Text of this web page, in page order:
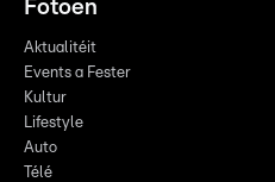
Fotoen
Aktualitéit
Events a Fester
Kultur
Lifestyle
Auto
Télé